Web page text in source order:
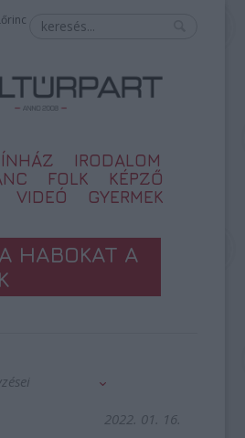
IRODALOM
FOLK
KÉPZŐ
VIDEÓ GYERMEK
HABOKAT A
2022. 01. 16.